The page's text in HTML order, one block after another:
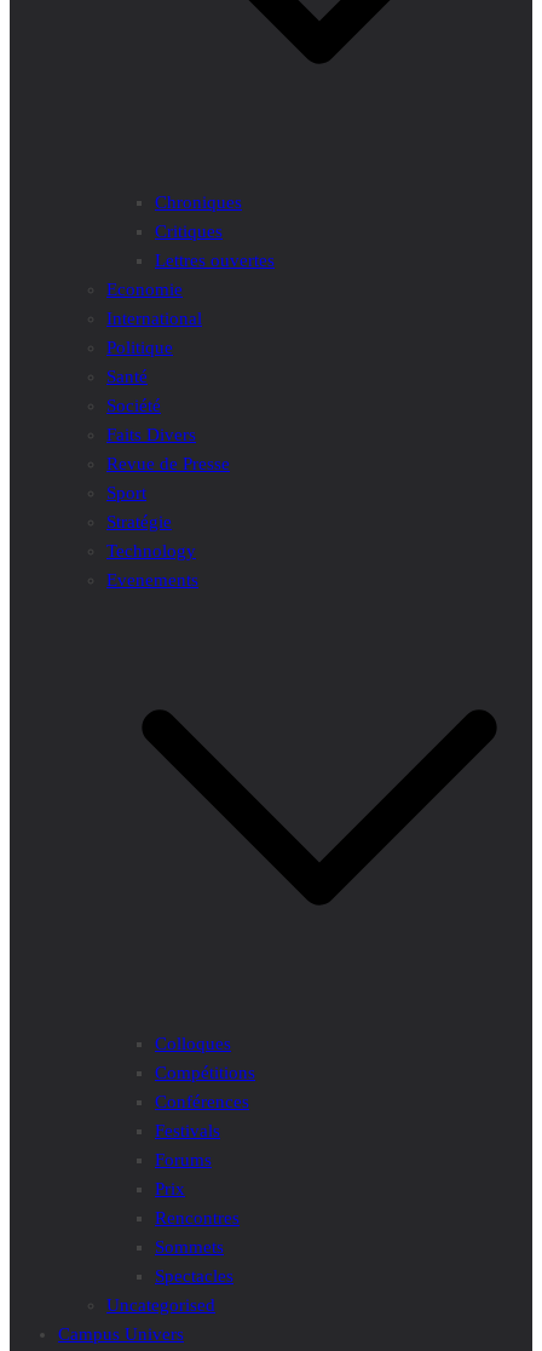
Chroniques
Critiques
Lettres ouvertes
Economie
International
Politique
Santé
Société
Faits Divers
Revue de Presse
Sport
Stratégie
Technology
Evenements
Colloques
Compétitions
Conférences
Festivals
Forums
Prix
Rencontres
Sommets
Spectacles
Uncategorised
Campus Univers